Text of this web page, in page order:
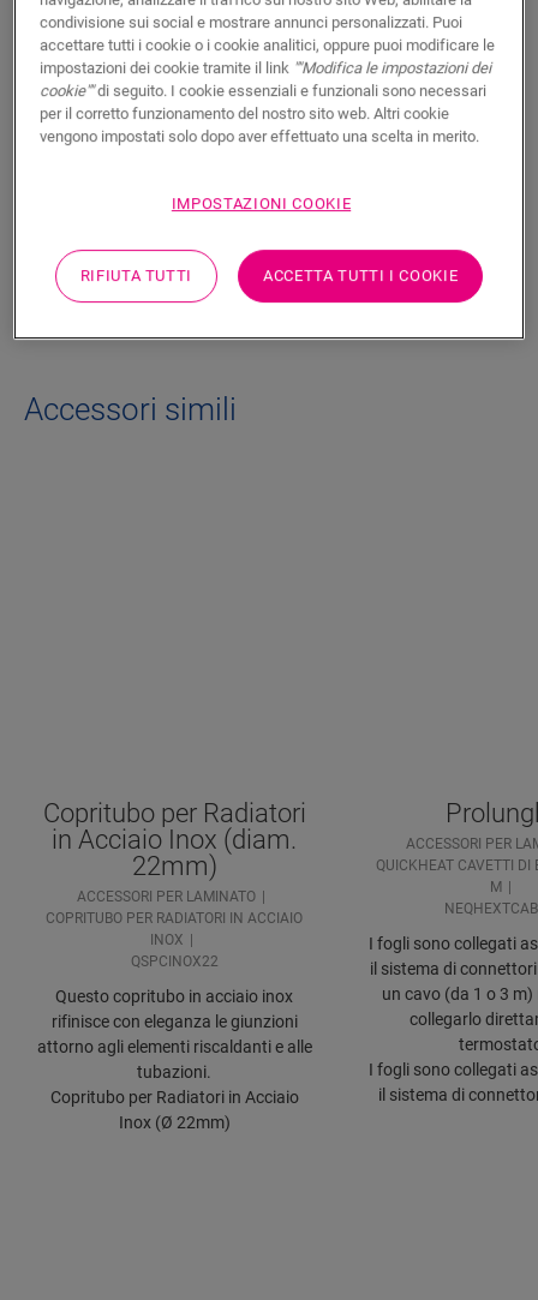
Questa pasta elastica a base acrilica è la soluzione ideale per
il riempimento di giunti tra i battiscopa e la parete. È perfetto
anche per qualsiasi giunto che non si possa rifinire con
battiscopa, profili o rosette copritubo. La pasta è disponibile
in una varietà di colori abbinabili a ogni tipo di pavimento. In
media è necessario un tubo per 15 metri.
Documenti
Accessori simili
Copritubo per Radiatori
in Acciaio Inox (diam.
22mm)
ACCESSORI PER LAMINATO
COPRITUBO PER RADIATORI IN ACCIAIO
INOX
QSPCINOX22
Questo copritubo in acciaio inox
rifinisce con eleganza le giunzioni
attorno agli elementi riscaldanti e alle
tubazioni.
Copritubo per Radiatori in Acciaio
Inox (Ø 22mm)
ACCESSORI PER
QUICKHEAT CAVETTI DI
M
I fogli sono collegati
il sistema di
un cavo (da 1 o 3 m)
collegarlo
I fogli sono collegati
il sistema di
condivisione sui social e mostrare annunci personalizzati. Puoi
accettare tutti i cookie o i cookie analitici, oppure puoi modificare le
impostazioni dei cookie tramite il link ""Modifica le impostazioni dei
cookie""di seguito. I cookie essenziali e funzionali sono necessari
per il corretto funzionamento del nostro sito web. Altri cookie
vengono impostati solo dopo aver effettuato una scelta in merito.
IMPOSTAZIONI COOKIE
RIFIUTA TUTTI ACCETTA TUTTI I COOKIE